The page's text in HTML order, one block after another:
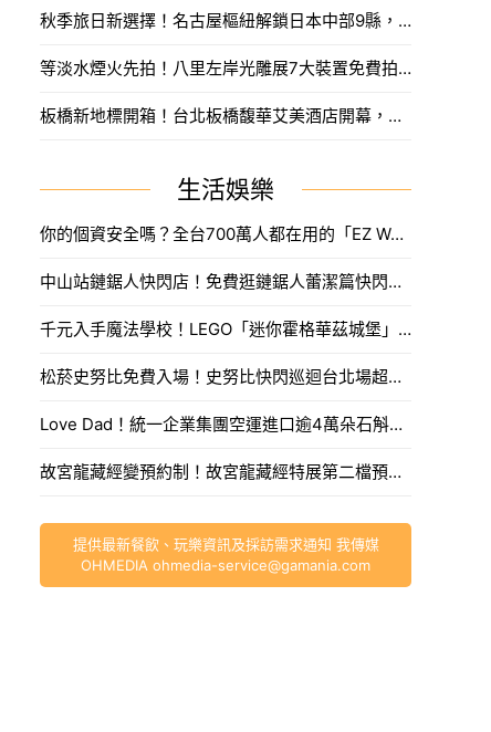
秋季旅日新選擇！名古屋樞紐解鎖日本中部9縣，搶先預訂父親節孝親賞楓之旅。
等淡水煙火先拍！八里左岸光雕展7大裝置免費拍，新北夏日浪漫旅遊。
板橋新地標開箱！台北板橋馥華艾美酒店開幕，高空泳池與絕美酒吧亮點一次看。
生活娛樂
你的個資安全嗎？全台700萬人都在用的「EZ WAY」爭議懶人包，海外網購紙本報關流程先收。
中山站鏈鋸人快閃店！免費逛鏈鋸人蕾潔篇快閃新光南西，波奇塔、蕾潔周邊新品。
千元入手魔法學校！LEGO「迷你霍格華茲城堡」700片還原精緻細節，掀開地底還有隱藏彩蛋。
松菸史努比免費入場！史努比快閃巡迴台北場超過100款周邊，全新歐拉夫、史努比娃娃必買。
Love Dad！統一企業集團空運進口逾4萬朵石斛蘭向天下爸爸致敬。
故宮龍藏經變預約制！故宮龍藏經特展第二檔預約制入場，預約方式、開搶時間一次看。
提供最新餐飲、玩樂資訊及採訪需求通知 我傳媒
OHMEDIA ohmedia-service@gamania.com